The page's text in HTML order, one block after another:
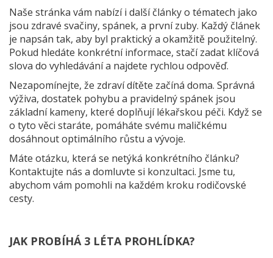
Naše stránka vám nabízí i další články o tématech jako
jsou zdravé svačiny, spánek, a první zuby. Každý článek
je napsán tak, aby byl praktický a okamžitě použitelný.
Pokud hledáte konkrétní informace, stačí zadat klíčová
slova do vyhledávání a najdete rychlou odpověď.
Nezapomínejte, že zdraví dítěte začíná doma. Správná
výživa, dostatek pohybu a pravidelný spánek jsou
základní kameny, které doplňují lékařskou péči. Když se
o tyto věci staráte, pomáháte svému maličkému
dosáhnout optimálního růstu a vývoje.
Máte otázku, která se netýká konkrétního článku?
Kontaktujte nás a domluvte si konzultaci. Jsme tu,
abychom vám pomohli na každém kroku rodičovské
cesty.
JAK PROBÍHÁ 3 LÉTA PROHLÍDKA?